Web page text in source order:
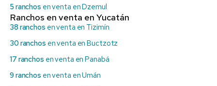
5 ranchos en venta en Dzemul
Ranchos en venta en Yucatán
38 ranchos en venta en Tizimín
30 ranchos en venta en Buctzotz
17 ranchos en venta en Panabá
9 ranchos en venta en Umán